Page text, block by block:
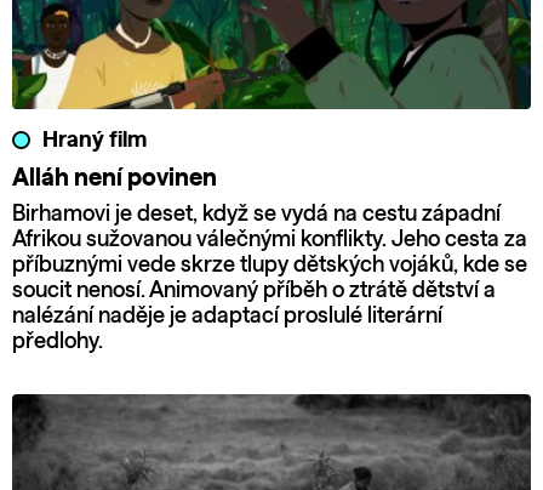
Hraný film
Alláh není povinen
Birhamovi je deset, když se vydá na cestu západní
Afrikou sužovanou válečnými konflikty. Jeho cesta za
příbuznými vede skrze tlupy dětských vojáků, kde se
soucit nenosí. Animovaný příběh o ztrátě dětství a
nalézání naděje je adaptací proslulé literární
předlohy.